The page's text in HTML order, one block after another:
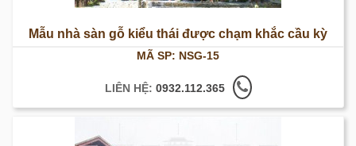
Mẫu nhà sàn gỗ kiểu thái được chạm khắc cầu kỳ
MÃ SP: NSG-15
LIÊN HỆ: 0932.112.365